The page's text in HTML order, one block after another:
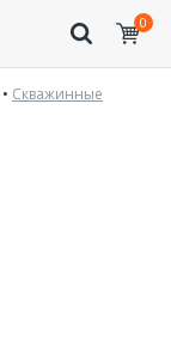
0
• Скважинные